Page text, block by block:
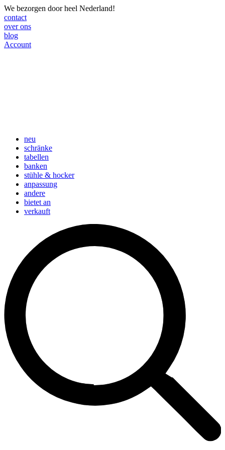
We bezorgen door heel Nederland!
contact
over ons
blog
Account
neu
schränke
tabellen
banken
stühle & hocker
anpassung
andere
bietet an
verkauft